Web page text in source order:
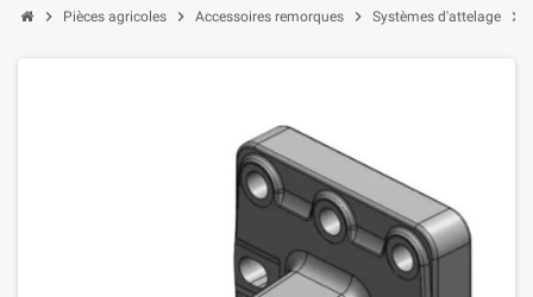
chevron_right Pièces agricoles chevron_right Accessoires remorques chevron_right Systèmes d'attelage chevron_right